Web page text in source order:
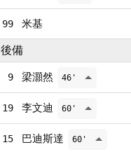
99 米基
後備
9 梁灝然 46'
19 李文迪 60'
15 巴迪斯達 60'